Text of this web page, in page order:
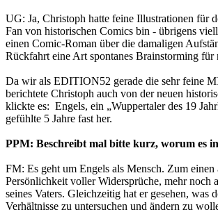
UG: Ja, Christoph hatte feine Illustrationen für
Fan von historischen Comics bin - übrigens
einen Comic-Roman über die damaligen
Rückfahrt eine Art spontanes Brainstorming für
Da wir als EDITION52 gerade die sehr feine
berichtete Christoph auch von der neuen
klickte es: Engels, ein „Wuppertaler des 19
gefühlte 5 Jahre fast her.
PPM: Beschreibt mal bitte kurz, worum es
FM: Es geht um Engels als Mensch. Zum
Persönlichkeit voller Widersprüche, mehr noch
seines Vaters. Gleichzeitig hat er gesehen,
Verhältnisse zu untersuchen und ändern zu